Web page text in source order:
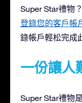
Super Star禮物
登錄您的客戶帳
錄帳戶輕松完成
一份讓人
Super Star禮物